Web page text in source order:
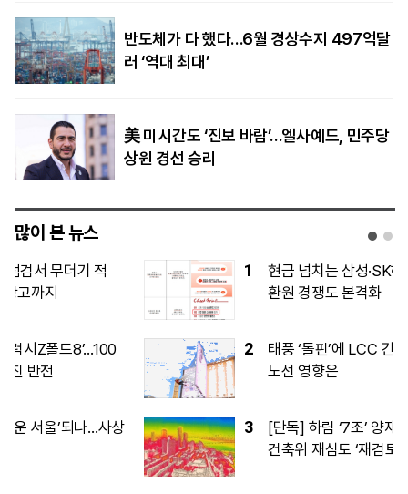
반도체가 다 했다…6월 경상수지 497억달
러 ‘역대 최대’
美 미시간도 ‘진보 바람’…엘사예드, 민주당
상원 경선 승리
많이 본 뉴스
1
현금 넘치는 삼성·SK하닉, 투자 이어 주주
환원 경쟁도 본격화
2
태풍 ‘돌핀’에 LCC 긴장…휴가철 단거리
노선 영향은
3
[단독] 하림 ‘7조’ 양재 물류단지, 서울시
건축위 재심도 ‘재검토’…교통·방재 등 보